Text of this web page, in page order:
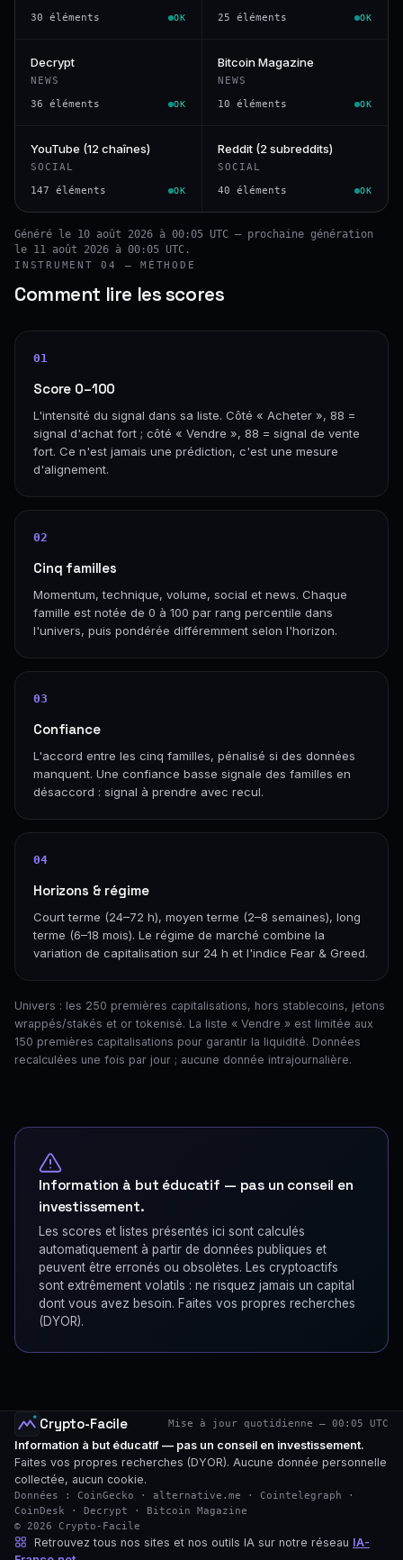
30 éléments OK 25 éléments OK
Decrypt
NEWS
36 éléments OK
Bitcoin Magazine
NEWS
10 éléments OK
YouTube (12 chaînes)
SOCIAL
147 éléments OK
Reddit (2 subreddits)
SOCIAL
40 éléments OK
Généré le 10 août 2026 à 00:05 UTC — prochaine génération
le 11 août 2026 à 00:05 UTC.
INSTRUMENT 04 — MÉTHODE
Comment lire les scores
01
Score 0–100
L'intensité du signal dans sa liste. Côté « Acheter », 88 =
signal d'achat fort ; côté « Vendre », 88 = signal de vente
fort. Ce n'est jamais une prédiction, c'est une mesure
d'alignement.
02
Cinq familles
Momentum, technique, volume, social et news. Chaque
famille est notée de 0 à 100 par rang percentile dans
l'univers, puis pondérée différemment selon l'horizon.
03
Confiance
L'accord entre les cinq familles, pénalisé si des données
manquent. Une confiance basse signale des familles en
désaccord : signal à prendre avec recul.
04
Horizons & régime
Court terme (24–72 h), moyen terme (2–8 semaines), long
terme (6–18 mois). Le régime de marché combine la
variation de capitalisation sur 24 h et l'indice Fear & Greed.
Univers : les 250 premières capitalisations, hors stablecoins, jetons
wrappés/stakés et or tokenisé. La liste « Vendre » est limitée aux
150 premières capitalisations pour garantir la liquidité. Données
recalculées une fois par jour ; aucune donnée intrajournalière.
Information à but éducatif — pas un conseil en
investissement.
Les scores et listes présentés ici sont calculés
automatiquement à partir de données publiques et
peuvent être erronés ou obsolètes. Les cryptoactifs
sont extrêmement volatils : ne risquez jamais un capital
dont vous avez besoin. Faites vos propres recherches
(DYOR).
Crypto-Facile Mise à jour quotidienne — 00:05 UTC
Information à but éducatif — pas un conseil en investissement.
Faites vos propres recherches (DYOR). Aucune donnée personnelle
collectée, aucun cookie.
Données : CoinGecko · alternative.me · Cointelegraph ·
CoinDesk · Decrypt · Bitcoin Magazine
© 2026 Crypto-Facile
Retrouvez tous nos sites et nos outils IA sur notre réseau IA-